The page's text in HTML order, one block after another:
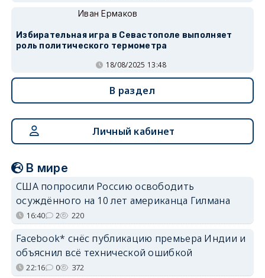
Иван Ермаков
Избирательная игра в Севастополе выполняет
роль политического термометра
18/08/2025 13:48
В раздел
Личный кабинет
В мире
США попросили Россию освободить
осуждённого на 10 лет американца Гилмана
16:40 2 220
Facebook* снёс публикацию премьера Индии и
объяснил всё технической ошибкой
22:16 0 372